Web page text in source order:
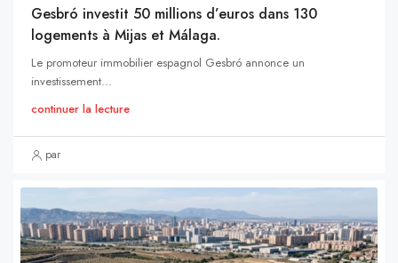
Gesbró investit 50 millions d’euros dans 130
logements à Mijas et Málaga.
Le promoteur immobilier espagnol Gesbró annonce un
investissement...
continuer la lecture
par